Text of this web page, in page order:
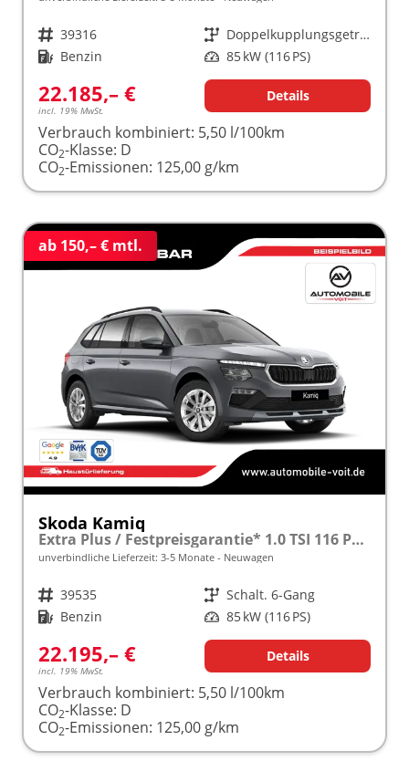
Fahrzeugnr. 39316 Getriebe
Doppelkupplungsgetriebe (DSG)
Kraftstoff Benzin Leistung 85 kW (116 PS)
22.185,– €
incl. 19% MwSt.
Details
Verbrauch kombiniert: 5,50 l/100km
CO2-Klasse: D
CO2-Emissionen: 125,00 g/km
ab 150,– € mtl.
Skoda Kamiq
Extra Plus / Festpreisgarantie* 1.0 TSI 116 PS frei konfigurierbar!
unverbindliche Lieferzeit: 3-5 Monate Neuwagen
Fahrzeugnr. 39535 Getriebe Schalt. 6-Gang
Kraftstoff Benzin Leistung 85 kW (116 PS)
22.195,– €
incl. 19% MwSt.
Details
Verbrauch kombiniert: 5,50 l/100km
CO2-Klasse: D
CO2-Emissionen: 125,00 g/km